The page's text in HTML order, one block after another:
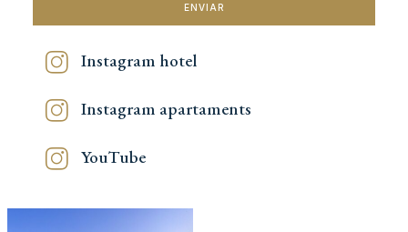
ENVIAR
Instagram hotel
Instagram apartaments
YouTube